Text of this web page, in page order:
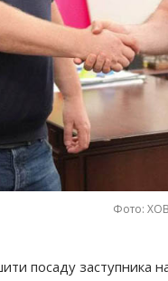
Фото:
посаду заступника